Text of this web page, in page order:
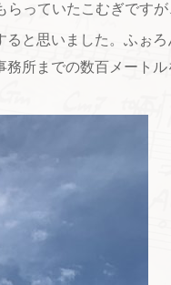
っていたこむぎです
と思いました。ふぉ
所までの数百メート